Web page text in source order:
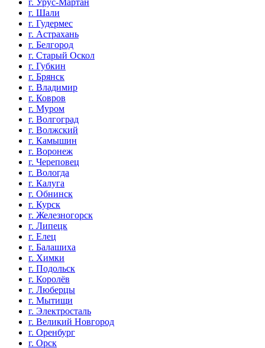
г. Урус-Мартан
г. Шали
г. Гудермес
г. Астрахань
г. Белгород
г. Старый Оскол
г. Губкин
г. Брянск
г. Владимир
г. Ковров
г. Муром
г. Волгоград
г. Волжский
г. Камышин
г. Воронеж
г. Череповец
г. Вологда
г. Калуга
г. Обнинск
г. Курск
г. Железногорск
г. Липецк
г. Елец
г. Балашиха
г. Химки
г. Подольск
г. Королёв
г. Люберцы
г. Мытищи
г. Электросталь
г. Великий Новгород
г. Оренбург
г. Орск